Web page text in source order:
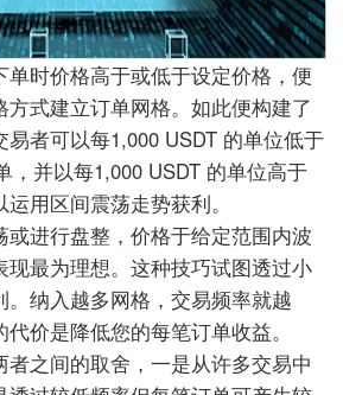
搜索
时价格高于或低于设定价格，便
式建立订单网格。如此便构建了
者可以每1,000 USDT 的单位低于
，并以每1,000 USDT 的单位高于
用区间震荡走势获利。
进行盘整，价格于给定范围内波
现最为理想。这种技巧试图透过小
。纳入越多网格，交易频率就越
价是降低您的每笔订单收益。
之间的取舍，一是从许多交易中